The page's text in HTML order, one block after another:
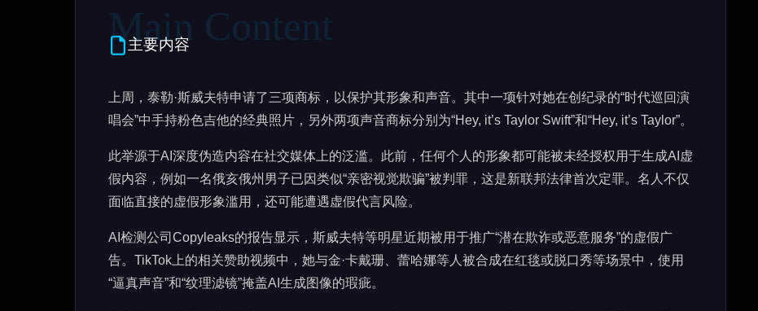
主要内容
上周，泰勒·斯威夫特申请了三项商标，以保护其形象和声音。其中一项针对她在创纪录的“时代巡回演
唱会”中手持粉色吉他的经典照片，另外两项声音商标分别为“Hey, it’s Taylor Swift”和“Hey, it’s Taylor”。
此举源于AI深度伪造内容在社交媒体上的泛滥。此前，任何个人的形象都可能被未经授权用于生成AI虚
假内容，例如一名俄亥俄州男子已因类似“亲密视觉欺骗”被判罪，这是新联邦法律首次定罪。名人不仅
面临直接的虚假形象滥用，还可能遭遇虚假代言风险。
AI检测公司Copyleaks的报告显示，斯威夫特等明星近期被用于推广“潜在欺诈或恶意服务”的虚假广
告。TikTok上的相关赞助视频中，她与金·卡戴珊、蕾哈娜等人被合成在红毯或脱口秀等场景中，使用
“逼真声音”和“纹理滤镜”掩盖AI生成图像的瑕疵。